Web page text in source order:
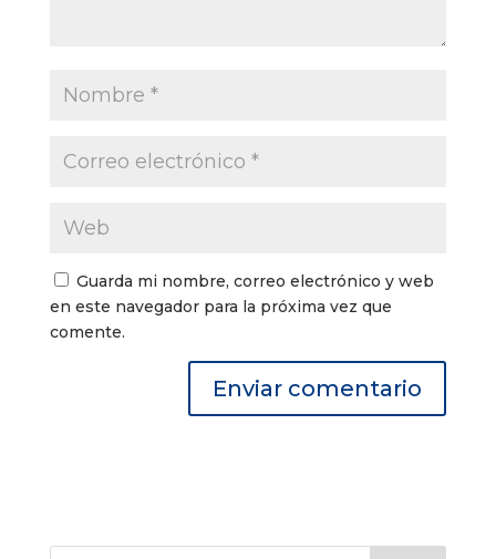
Guarda mi nombre, correo electrónico y web
en este navegador para la próxima vez que
comente.